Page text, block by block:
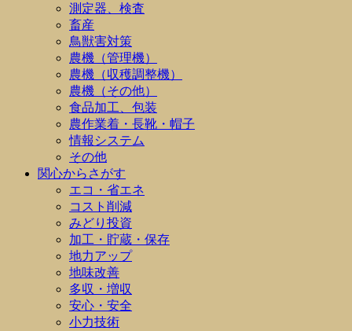
測定器、検査
畜産
鳥獣害対策
農機（管理機）
農機（収穫調整機）
農機（その他）
食品加工、包装
農作業着・長靴・帽子
情報システム
その他
関心からさがす
エコ・省エネ
コスト削減
みどり投資
加工・貯蔵・保存
地力アップ
地味改善
多収・増収
安心・安全
小力技術